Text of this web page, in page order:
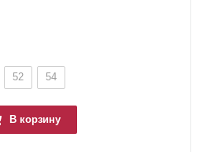
52 54
В корзину